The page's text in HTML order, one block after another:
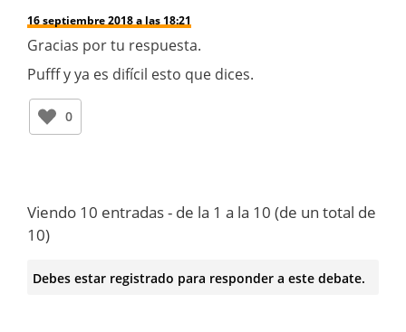
16 septiembre 2018 a las 18:21
Gracias por tu respuesta.
Pufff y ya es difícil esto que dices.
0
Viendo 10 entradas - de la 1 a la 10 (de un total de
10)
Debes estar registrado para responder a este debate.